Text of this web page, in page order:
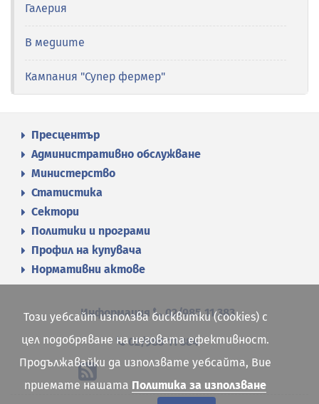
Галерия
В медиите
Кампания "Супер фермер"
Пресцентър
Административно обслужване
Министерство
Статистика
Сектори
Политики и програми
Профил на купувача
Нормативни актове
Информация 02/985 11 383
02/985 11 384
Този уебсайт използва бисквитки (cookies) с
цел подобряване на неговата ефективност.
Продължавайки да използвате уебсайта, Вие
приемате нашата Политика за използване